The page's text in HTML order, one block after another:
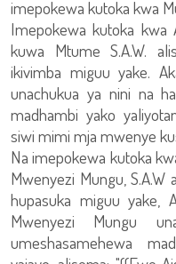
imepokewa kutoka kwa
Imepokewa kutoka kwa
kuwa Mtume S.A.W.
ikivimba miguu yake.
unachukua ya nini na
madhambi yako
siwi mimi mja mwenye
Na imepokewa kutoka
Mwenyezi Mungu,
hupasuka miguu yake,
Mwenyezi Mungu
umeshasamehewa